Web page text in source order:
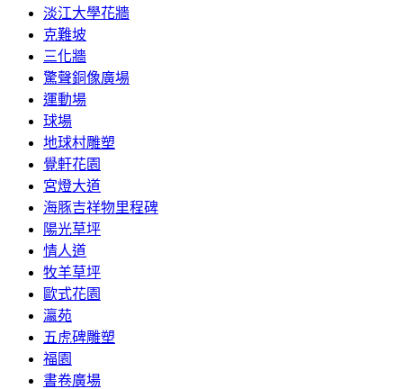
淡江大學花牆
克難坡
三化牆
驚聲銅像廣場
運動場
球場
地球村雕塑
覺軒花園
宮燈大道
海豚吉祥物里程碑
陽光草坪
情人道
牧羊草坪
歐式花園
瀛苑
五虎碑雕塑
福園
書卷廣場